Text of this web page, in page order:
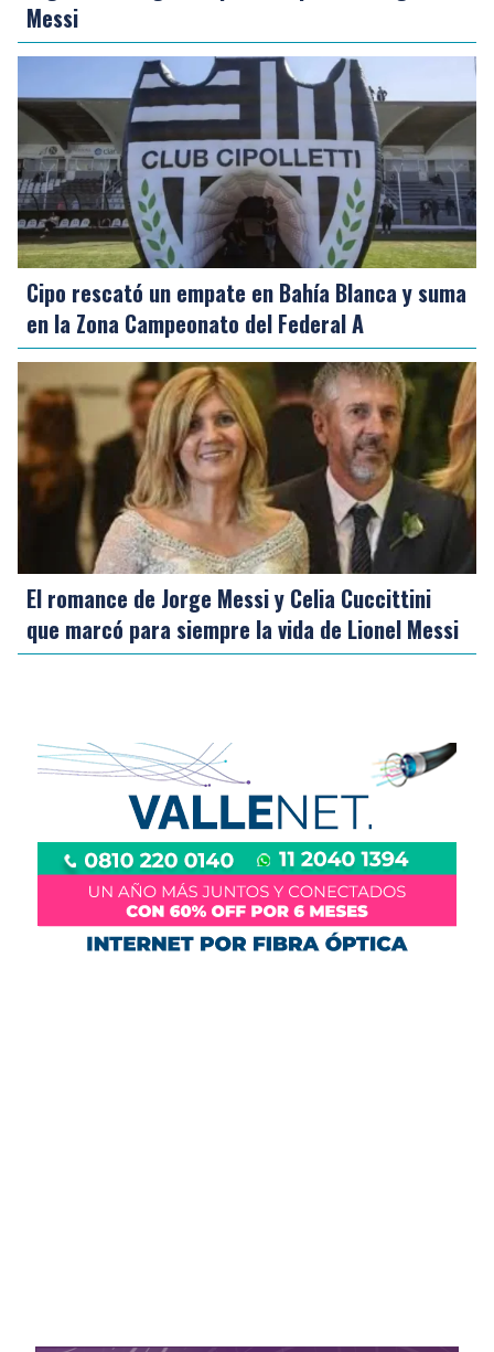
Messi
Cipo rescató un empate en Bahía Blanca y suma
en la Zona Campeonato del Federal A
El romance de Jorge Messi y Celia Cuccittini
que marcó para siempre la vida de Lionel Messi